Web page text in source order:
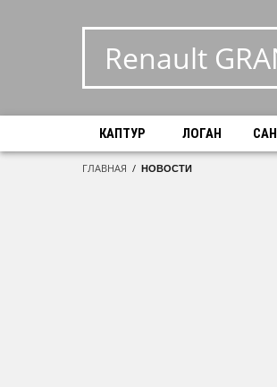
Renault
КАПТУР ЛОГАН
ГЛАВНАЯ / НОВОСТИ